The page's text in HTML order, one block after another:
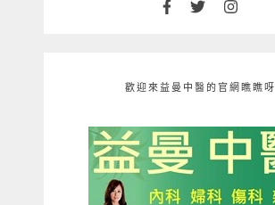
歡迎來益曼中醫的官網瞧瞧呀